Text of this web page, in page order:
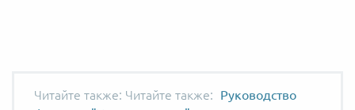
Читайте также:
Руководство